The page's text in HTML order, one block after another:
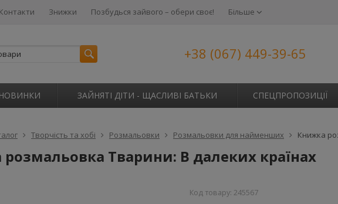
Контакти Знижки Позбудься зайвого – обери своє! Більше
+38 (067) 449-39-65
НОВИНКИ ЗАЙНЯТІ ДІТИ - ЩАСЛИВІ БАТЬКИ СПЕЦПРОПОЗИЦІЇ
Творчість та хобі Розмальовки Розмальовки для найменших Книжка
Тварини: В далеких країнах
Код товару: 245567